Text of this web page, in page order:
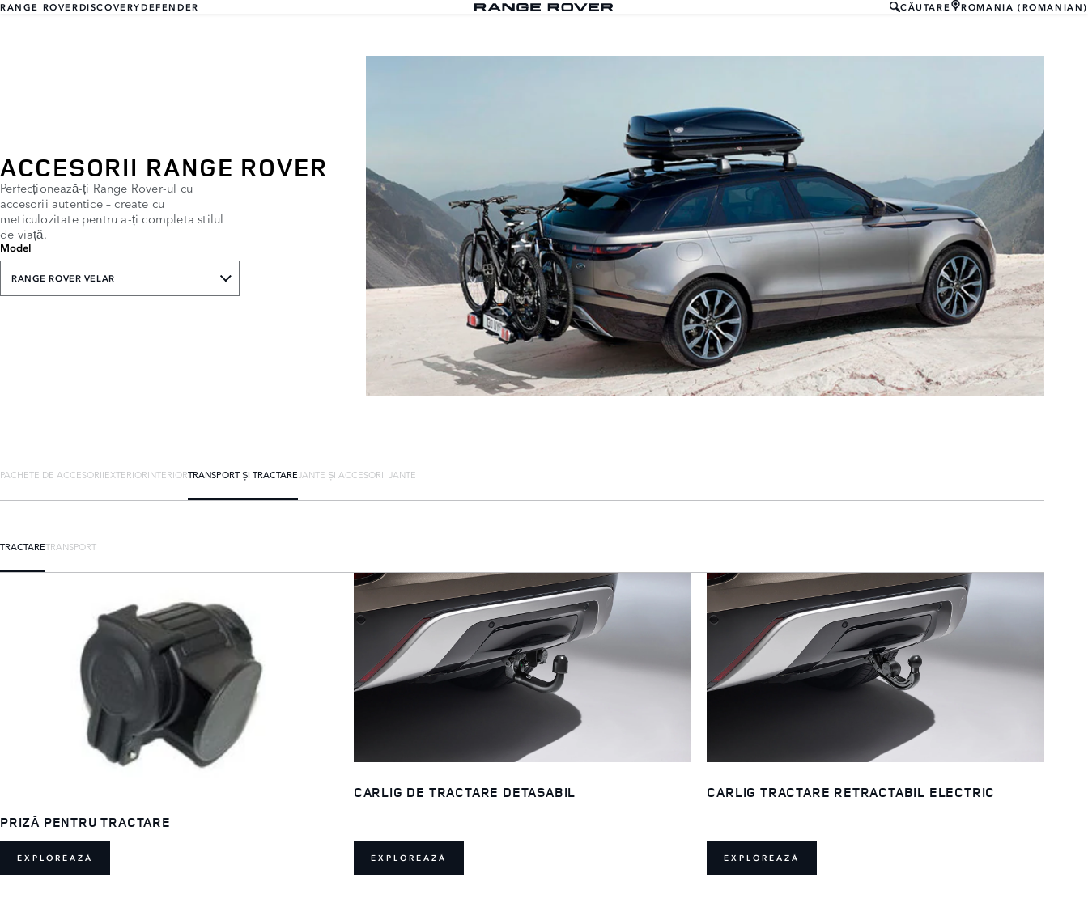
RANGE ROVERDISCOVERYDEFENDER CĂUTARE ROMANIA (ROMANIAN)
ACCESORII RANGE ROVER
Perfecționează-ți Range Rover-ul cu
accesorii autentice – create cu
meticulozitate pentru a-ți completa stilul
de viață.
Model
RANGE ROVER VELAR
PACHETE DE ACCESORIIEXTERIORINTERIORTRANSPORT ȘI TRACTAREJANTE ȘI ACCESORII JANTE
TRACTARETRANSPORT
PRIZĂ PENTRU TRACTARE
EXPLOREAZĂ
CARLIG DE TRACTARE DETASABIL
EXPLOREAZĂ
CARLIG TRACTARE RETRACTABIL ELECTRIC
EXPLOREAZĂ